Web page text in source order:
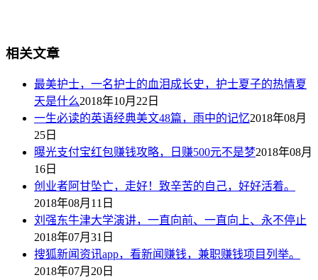
相关文章
最美护士，一名护士的血泪成长史，护士夏子的热情夏
天是什么2018年10月22日
一生必读的英语经典美文48篇，雨中的记忆2018年08月
25日
曝光支付宝红包赚钱攻略，日赚500元不是梦2018年08月
16日
创业者阿甘坠亡，走好！致辛苦的自己，好好活着。
2018年08月11日
刘强东牛津大学演讲，一直向前、一直向上、永不停止
2018年07月31日
搜狐新闻资讯app，看新闻赚钱，兼职赚钱项目列举。
2018年07月20日